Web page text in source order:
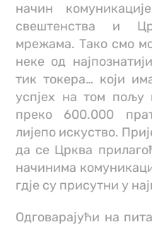
начин
свештенства и
мрежама. Тако смо
неке од
тик токера… који
успјех на том пољу
преко 600.000
лијепо искуство.
да се Црква
начинима
гдје су присутни у
Одговарајући на